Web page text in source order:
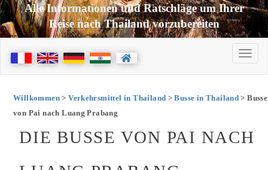
Alle Informationen und Ratschläge um Ihrer
Reise nach Thailand vorzubereiten
Willkommen>Verkehrsmittel in Thailand >Busse in Thailand > Busse
von Pai nach Luang Prabang
DIE BUSSE VON PAI NACH